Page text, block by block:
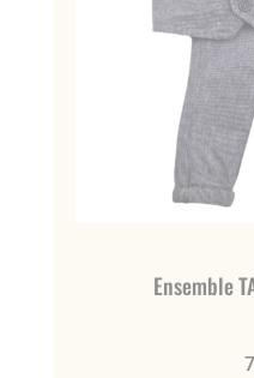
Ensemble